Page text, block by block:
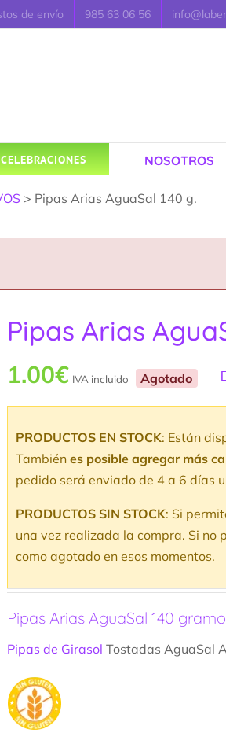
de envío 985 63 06 56
CELEBRACIONES NOSOTROS
> Pipas Arias AguaSal 140 g.
Pipas Arias
1.00€ IVA incluido Agotado
PRODUCTOS EN STOCK: Están
También es posible agregar más
pedido será enviado de 4 a 6 días
PRODUCTOS SIN STOCK: Si
una vez realizada la compra. Si
como agotado en esos momentos.
Pipas Arias AguaSal 140
Pipas de Girasol Tostadas AguaSal